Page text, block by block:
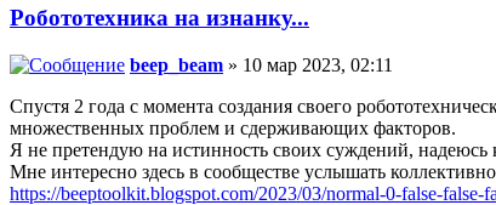
Робототехника на изнанку...
beep_beam » 10 мар 2023, 02:11
Спустя 2 года с момента создания своего
множественных проблем и сдерживающих факторов.
Я не претендую на истинность своих суждений, надеюсь
Мне интересно здесь в сообществе услышать
https://beeptoolkit.blogspot.com/2023/03/normal-0-false-false-